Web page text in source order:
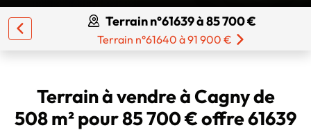
Terrain n°61639 à 85 700 €
Terrain n°61640 à 91 900 €
Terrain à vendre à Cagny de
508 m² pour 85 700 € offre 61639